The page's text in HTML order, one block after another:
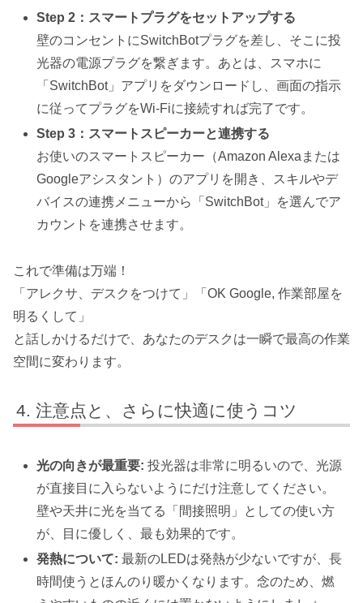
Step 2：スマートプラグをセットアップする
壁のコンセントにSwitchBotプラグを差し、そこに投
光器の電源プラグを繋ぎます。あとは、スマホに
「SwitchBot」アプリをダウンロードし、画面の指示
に従ってプラグをWi-Fiに接続すれば完了です。
Step 3：スマートスピーカーと連携する
お使いのスマートスピーカー（Amazon Alexaまたは
Googleアシスタント）のアプリを開き、スキルやデ
バイスの連携メニューから「SwitchBot」を選んでア
カウントを連携させます。
これで準備は万端！
「アレクサ、デスクをつけて」「OK Google, 作業部屋を
明るくして」
と話しかけるだけで、あなたのデスクは一瞬で最高の作業
空間に変わります。
注意点と、さらに快適に使うコツ
光の向きが最重要: 投光器は非常に明るいので、光源
が直接目に入らないようにだけ注意してください。
壁や天井に光を当てる「間接照明」としての使い方
が、目に優しく、最も効果的です。
発熱について: 最新のLEDは発熱が少ないですが、長
時間使うとほんのり暖かくなります。念のため、燃